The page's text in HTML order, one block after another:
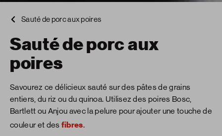
Sauté de porc aux poires
Sauté de porc aux
poires
Savourez ce délicieux sauté sur des pâtes de grains
entiers, du riz ou du quinoa. Utilisez des poires Bosc,
Bartlett ou Anjou avec la pelure pour ajouter une touche de
couleur et des fibres.